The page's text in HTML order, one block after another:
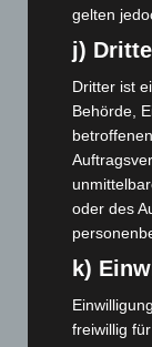
August 2025
Juli 2025(90)
Juni 2025(103)
Mai 2025(112)
April 2025
März 2025(111)
Februar 2025
Dezember 2024
November 2024
gelten
j)
Dritter ist
Behörde,
oder des
k)
freiwillig